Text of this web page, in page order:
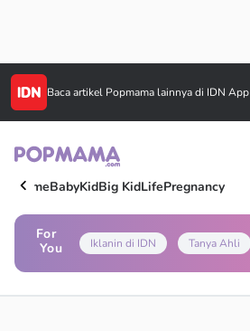
Baca artikel Popmama lainnya di IDN App
HomeBabyKidBig KidLifePregnancy
For
You
Iklanin di IDN Tanya Ahli